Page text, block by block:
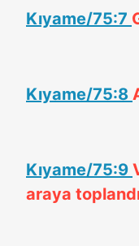
Kıyame/75:7
Kıyame/75:8
Kıyame/75:9
araya